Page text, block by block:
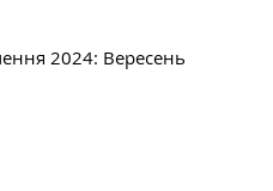
2024: Вересень